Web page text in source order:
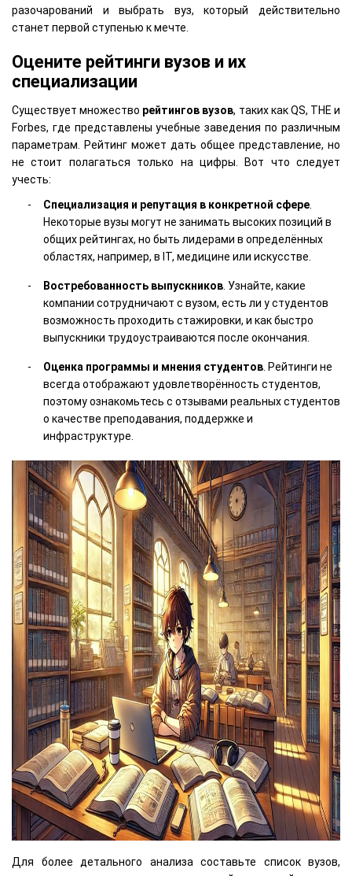
разочарований и выбрать вуз, который действительно
станет первой ступенью к мечте.
Оцените рейтинги вузов и их
специализации
Существует множество рейтингов вузов, таких как QS, THE и
Forbes, где представлены учебные заведения по различным
параметрам. Рейтинг может дать общее представление, но
не стоит полагаться только на цифры. Вот что следует
учесть:
Специализация и репутация в конкретной сфере.
Некоторые вузы могут не занимать высоких позиций в
общих рейтингах, но быть лидерами в определённых
областях, например, в IT, медицине или искусстве.
Востребованность выпускников. Узнайте, какие
компании сотрудничают с вузом, есть ли у студентов
возможность проходить стажировки, и как быстро
выпускники трудоустраиваются после окончания.
Оценка программы и мнения студентов. Рейтинги не
всегда отображают удовлетворённость студентов,
поэтому ознакомьтесь с отзывами реальных студентов
о качестве преподавания, поддержке и
инфраструктуре.
Для более детального анализа составьте список вузов,